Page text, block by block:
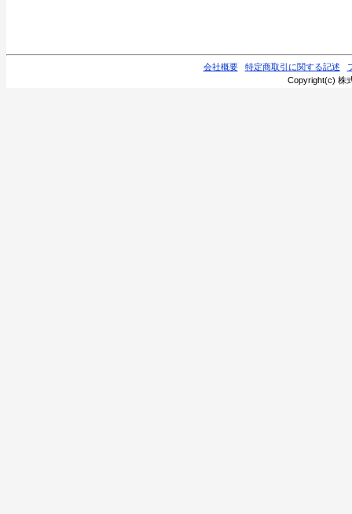
会社概要 特定商取引に関する記述
Copyright(c) 株